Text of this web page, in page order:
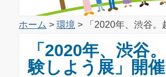
ホーム > 環境 > 「2020年、渋谷。
「2020年、渋谷
験しよう展」開催